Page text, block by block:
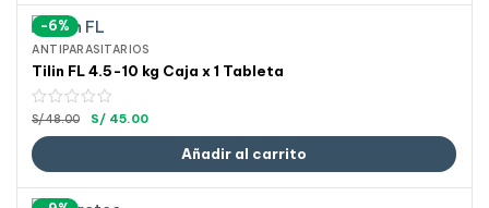
-6%
ANTIPARASITARIOS
Tilin FL 4.5-10 kg Caja x 1 Tableta
S/48.00 S/ 45.00
Añadir al carrito